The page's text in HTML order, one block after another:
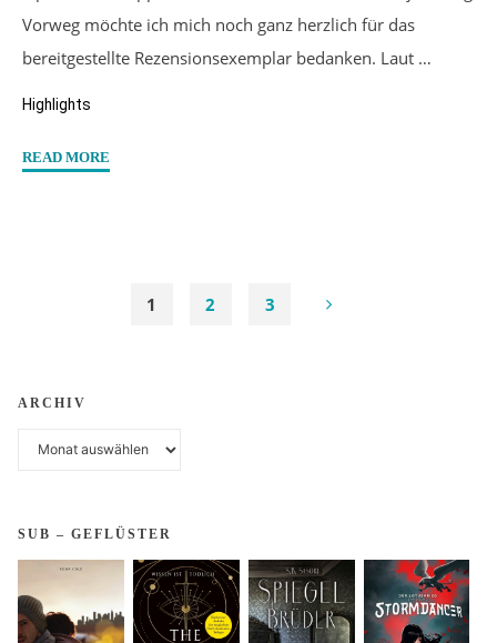
Vorweg möchte ich mich noch ganz herzlich für das
bereitgestellte Rezensionsexemplar bedanken. Laut …
Highlights
READ MORE
1 2 3
ARCHIV
SUB – GEFLÜSTER